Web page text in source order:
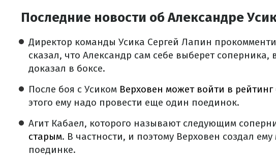
Последние новости об Александре
Директор команды Усика Сергей Лапин
сказал, что Александр сам себе выберет соперника,
доказал в боксе.
После боя с Усиком Верховен может войти в рейтинг
этого ему надо провести еще один поединок.
Агит Кабаел, которого называют следующим
старым. В частности, и поэтому Верховен создал
поединке.